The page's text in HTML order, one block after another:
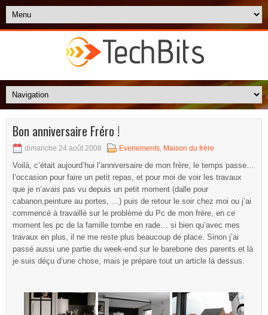
Bon anniversaire Fréro !
dimanche 24 août 2008 Evenements, Maison du frère
Voilà, c’était aujourd’hui l’anniversaire de mon frère, le temps passe…
l’occasion pour faire un petit repas, et pour moi de voir les travaux
que je n’avais pas vu depuis un petit moment (dalle pour
cabanon,peinture au portes, …) puis de retour le soir chez moi ou j’ai
commencé à travaillé sur le problème du Pc de mon frère, en ce
moment les pc de la famille tombe en rade… si bien qu’avec mes
travaux en plus, il ne me reste plus beaucoup de place. Sinon j’ai
passé aussi une partie du week-end sur le barebone des parents et là
je suis déçu d’une chose, mais je prépare tout un article là dessus.